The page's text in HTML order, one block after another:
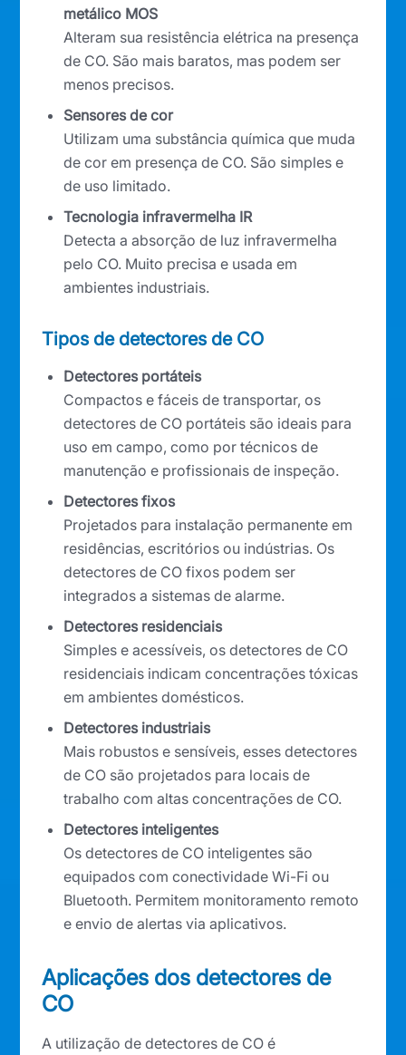
metálico MOS
Alteram sua resistência elétrica na presença
de CO. São mais baratos, mas podem ser
menos precisos.
Sensores de cor
Utilizam uma substância química que muda
de cor em presença de CO. São simples e
de uso limitado.
Tecnologia infravermelha IR
Detecta a absorção de luz infravermelha
pelo CO. Muito precisa e usada em
ambientes industriais.
Tipos de detectores de CO
Detectores portáteis
Compactos e fáceis de transportar, os
detectores de CO portáteis são ideais para
uso em campo, como por técnicos de
manutenção e profissionais de inspeção.
Detectores fixos
Projetados para instalação permanente em
residências, escritórios ou indústrias. Os
detectores de CO fixos podem ser
integrados a sistemas de alarme.
Detectores residenciais
Simples e acessíveis, os detectores de CO
residenciais indicam concentrações tóxicas
em ambientes domésticos.
Detectores industriais
Mais robustos e sensíveis, esses detectores
de CO são projetados para locais de
trabalho com altas concentrações de CO.
Detectores inteligentes
Os detectores de CO inteligentes são
equipados com conectividade Wi-Fi ou
Bluetooth. Permitem monitoramento remoto
e envio de alertas via aplicativos.
Aplicações dos detectores de
CO
A utilização de detectores de CO é